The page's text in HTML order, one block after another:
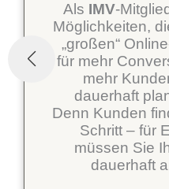
Doch das ist
denn
Einkommen
nur durch
selbst
durch